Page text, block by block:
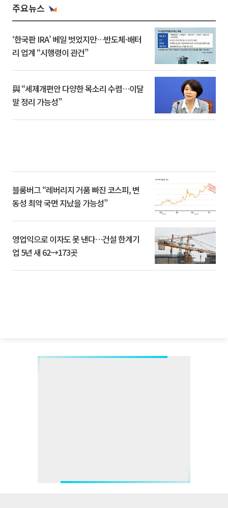
주요뉴스
‘한국판 IRA’ 베일 벗었지만…반도체·배터
리 업계 “시행령이 관건”
與 “세제개편안 다양한 목소리 수렴…이달
말 정리 가능성”
블룸버그 “레버리지 거품 빠진 코스피, 변
동성 최악 국면 지났을 가능성”
영업익으로 이자도 못 낸다…건설 한계기
업 5년 새 62→173곳